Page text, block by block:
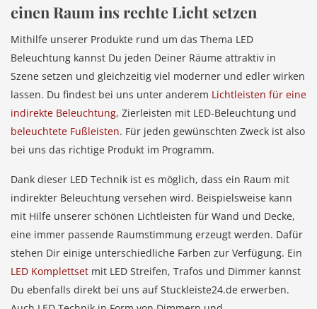
einen Raum ins rechte Licht setzen
Mithilfe unserer Produkte rund um das Thema LED
Beleuchtung kannst Du jeden Deiner Räume attraktiv in
Szene setzen und gleichzeitig viel moderner und edler wirken
lassen. Du findest bei uns unter anderem Lichtleisten für eine
indirekte Beleuchtung, Zierleisten mit LED-Beleuchtung und
beleuchtete Fußleisten. Für jeden gewünschten Zweck ist also
bei uns das richtige Produkt im Programm.
Dank dieser LED Technik ist es möglich, dass ein Raum mit
indirekter Beleuchtung versehen wird. Beispielsweise kann
mit Hilfe unserer schönen Lichtleisten für Wand und Decke,
eine immer passende Raumstimmung erzeugt werden. Dafür
stehen Dir einige unterschiedliche Farben zur Verfügung. Ein
LED Komplettset mit LED Streifen, Trafos und Dimmer kannst
Du ebenfalls direkt bei uns auf Stuckleiste24.de erwerben.